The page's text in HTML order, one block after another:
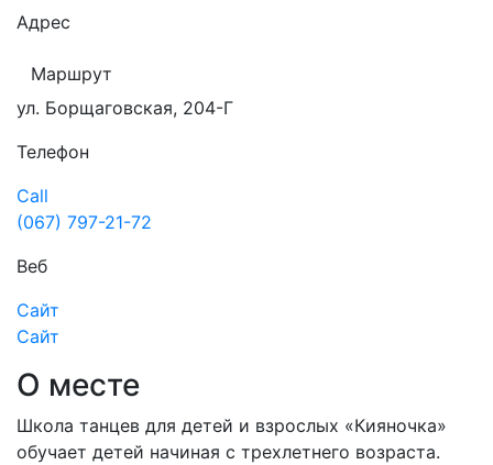
Адрес
Маршрут
ул. Борщаговская, 204-Г
Телефон
Call
(067) 797-21-72
Веб
Сайт
Сайт
О месте
Школа танцев для детей и взрослых «Кияночка»
обучает детей начиная с трехлетнего возраста.